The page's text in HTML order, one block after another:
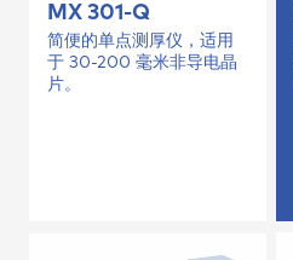
MX 301-Q
简便的单点测厚仪，适用
于 30-200 毫米非导电晶
片。